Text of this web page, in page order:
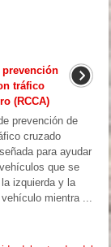
tráfico
(RCCA)
prevención de
cruzado
para ayudar
que se
izquierda y la
mientra ...